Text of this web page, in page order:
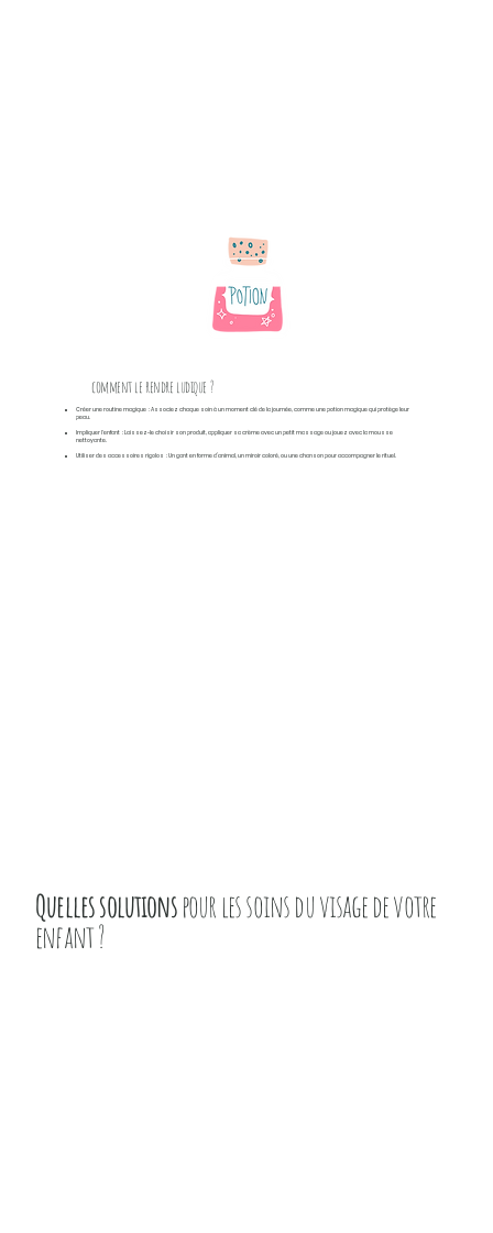
comment le rendre ludique ?
Créer une routine magique : Associez chaque soin à un moment clé de la journée, comme une potion magique qui protège leur
peau.
Impliquer l'enfant : Laissez-le choisir son produit, appliquer sa crème avec un petit massage ou jouez avec la mousse
nettoyante.
Utiliser des accessoires rigolos : Un gant en forme d’animal, un miroir coloré, ou une chanson pour accompagner le rituel.
Quelles solutionspour les soins du visage de votre
enfant ?